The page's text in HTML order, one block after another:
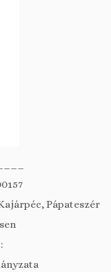
Pápateszér